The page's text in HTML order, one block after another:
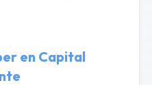
en Capital